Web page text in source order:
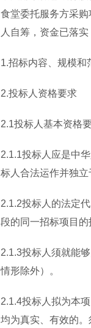
食堂委托服务方采
人自筹，资金已落
1.招标内容、规模和
2.投标人资格要求
2.1投标人基本资格
2.1.1投标人应是中
标人合法运作并独
2.1.2投标人的法定
段的同一招标项目的
2.1.3投标人须就能
情形除外）。
2.1.4投标人拟为本
均为真实、有效的